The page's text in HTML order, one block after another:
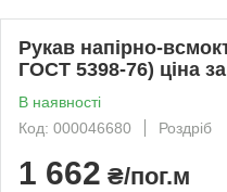
Рукав напірно-
ГОСТ 5398-76) ціна
В наявності
Код: 000046680
Роздріб
1 662 ₴/пог.м